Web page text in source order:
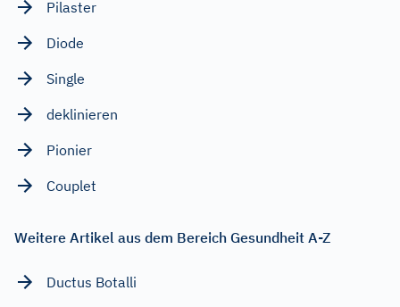
Pilaster
Diode
Single
deklinieren
Pionier
Couplet
Weitere Artikel aus dem Bereich Gesundheit A-Z
Ductus Botalli